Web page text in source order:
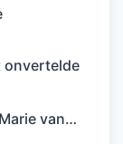
onvertelde
van…